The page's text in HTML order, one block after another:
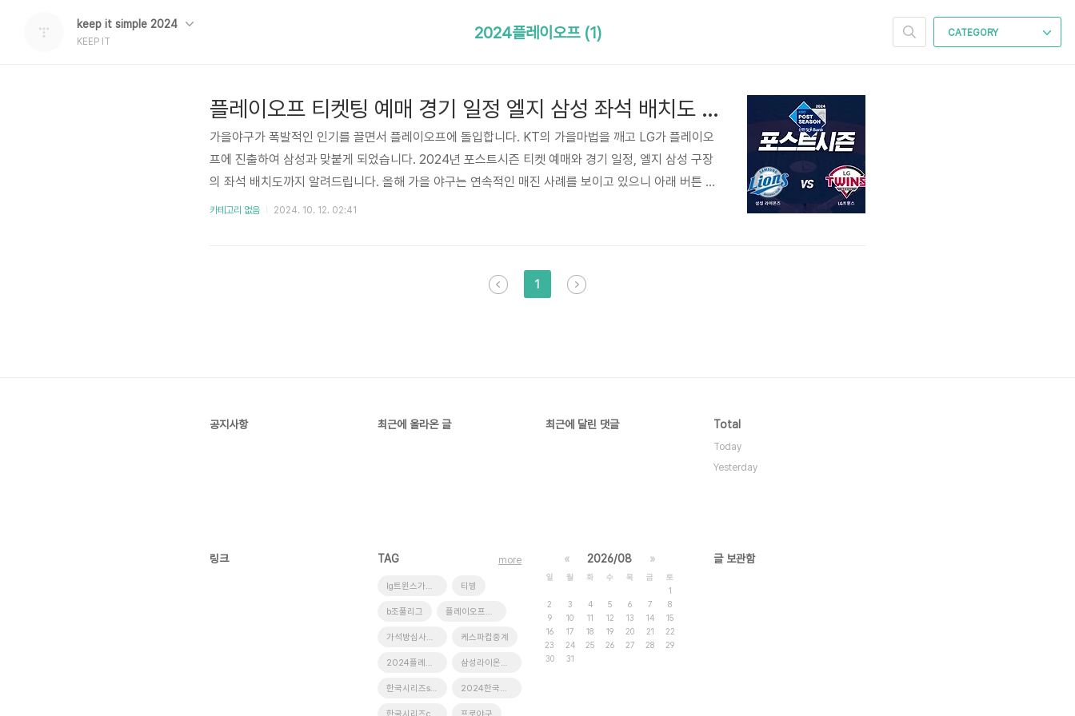
keep it simple 2024
KEEP IT
CATEGORY
2024플레이오프 (1)
플레이오프 티켓팅 예매 경기 일정 엘지 삼성 좌석 배치도 2024 포스트시즌
가을야구가 폭발적인 인기를 끌면서 플레이오프에 돌입합니다. KT의 가을마법을 깨고 LG가 플레이오
프에 진출하여 삼성과 맞붙게 되었습니다. 2024년 포스트시즌 티켓 예매와 경기 일정, 엘지 삼성 구장
의 좌석 배치도까지 알려드립니다. 올해 가을 야구는 연속적인 매진 사례를 보이고 있으니 아래 버튼 통
해서 예매 도움 받으시고 꼭 직관하시길 바랍니다. 플레이오프 예매하기위 버튼을 누르면 해당 페이지
한해 해당일 경기 시작 2시간 전부터 해당 구장에서 현장 판매될 예정입니다. 빠르게 예매하실 분은 아
카테고리 없음 2024. 10. 12. 02:41
1
공지사항 최근에 올라온 글 최근에 달린 댓글 Total
Today
Yesterday
링크 TAG
lg트윈스가을야구 티빙
b조풀리그 플레이오프티켓팅
가석방심사관이한신등장인물 케스파컵중계
2024플레이오프 삼성라이온즈가을야구
한국시리즈screenx 2024한국시리즈티켓예매
more « 2026/08 »
일 월 화 수 목 금
토
1
2
3 4 5 6 7
8
9
10 11 12 13 14
15
16
17 18 19 20 21
22
23
24 25 26 27 28
29
30
31
글 보관함